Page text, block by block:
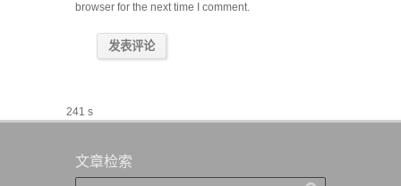
browser for the next time I comment.
241 s
文章检索